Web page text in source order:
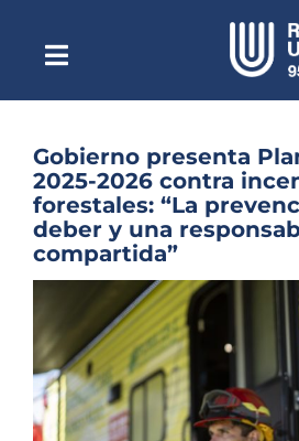
contenidoToggle
NavigationEscuchar Radio
Quiénes
Podcast
Noticias
Reportajes
Columnas
Música
Gobierno presenta
2025-2026 contra
forestales: “La
deber y una
compartida”
más
grande